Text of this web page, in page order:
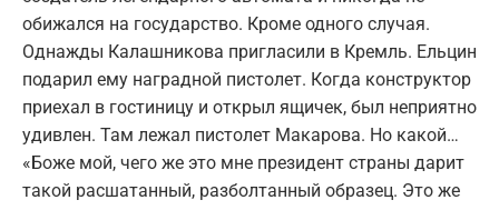
обижался на государство. Кроме одного случая.
Однажды Калашникова пригласили в Кремль. Ельцин
подарил ему наградной пистолет. Когда конструктор
приехал в гостиницу и открыл ящичек, был неприятно
удивлен. Там лежал пистолет Макарова. Но какой…
«Боже мой, чего же это мне президент страны дарит
такой расшатанный, разболтанный образец. Это же